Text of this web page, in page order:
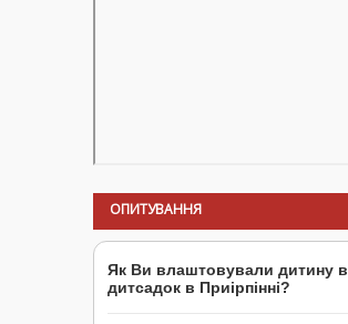
ОПИТУВАННЯ
Як Ви влаштовували дитину в
дитсадок в Приірпінні?